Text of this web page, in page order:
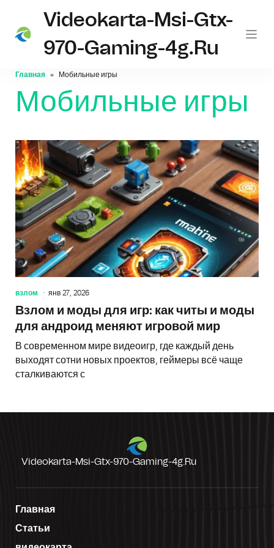
Videokarta-Msi-Gtx-
970-Gaming-4g.ru
Главная Мобильные игры
Мобильные игры
взлом янв 27, 2026
Взлом и моды для игр: как читы и моды
для андроид меняют игровой мир
В современном мире видеоигр, где каждый день
выходят сотни новых проектов, геймеры всё чаще
сталкиваются с
Videokarta-Msi-Gtx-970-Gaming-4g.ru
Главная
Статьи